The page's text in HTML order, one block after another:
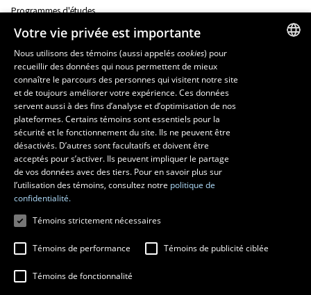
Programmes d'études
Nos départements et école
Foire aux questions
Ressources
monPortail
MESURES D'URGENCE
Composer le418 656-5555
Votre vie privée est importante
Nous utilisons des témoins (aussi appeléscookies) pour
recueillir des données qui nous permettent de mieux
connaître le parcours des personnes qui visitent notre site
et de toujours améliorer votre expérience. Ces données
servent aussi à des fins d’analyse et d’optimisation de nos
plateformes. Certains témoins sont essentiels pour la
sécurité et le fonctionnement du site. Ils ne peuvent être
désactivés. D’autres sont facultatifs et doivent être
acceptés pour s’activer. Ils peuvent impliquer le partage
de vos données avec des tiers. Pour en savoir plus sur
l’utilisation des témoins, consultez notre politique de
confidentialité.
Témoins strictement nécessaires
Témoins de performance Témoins de publicité ciblée
Témoins de fonctionnalité